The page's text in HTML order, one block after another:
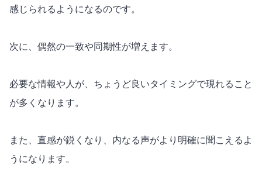
感じられるようになるのです。
次に、偶然の一致や同期性が増えます。
必要な情報や人が、ちょうど良いタイミングで現れること
が多くなります。
また、直感が鋭くなり、内なる声がより明確に聞こえるよ
うになります。